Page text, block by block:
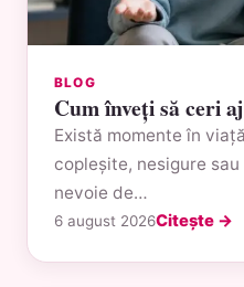
BLOG
Cum înveți să ceri
Există momente în
copleșite, nesigure
nevoie de…
6 august 2026Citește →